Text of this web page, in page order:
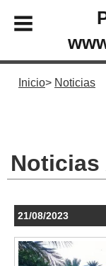
Inicio Noticias
Noticias
21/08/2023